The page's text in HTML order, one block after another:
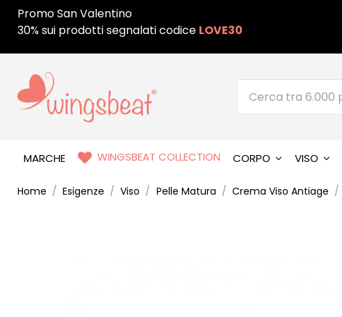
Promo San Valentino
30% sui prodotti segnalati codice LOVE30
MARCHE WINGSBEAT COLLECTION CORPO VISO
Home Esigenze Viso Pelle Matura Crema Viso Antiage